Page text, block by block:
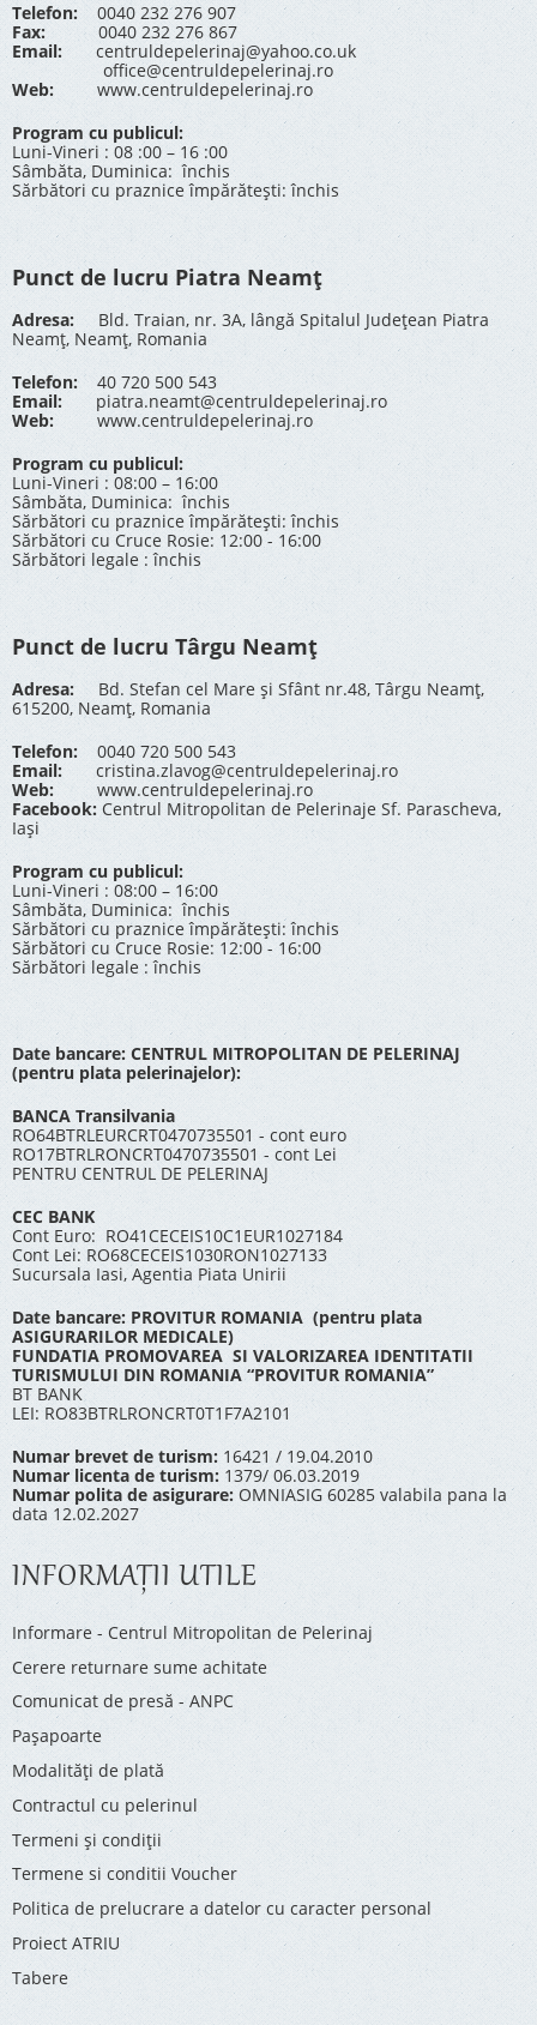
Telefon: 0040 232 276 907
Fax: 0040 232 276 867
Email:
centruldepelerinaj@yahoo.co.uk
office@centruldepelerinaj.ro
Web:
www.centruldepelerinaj.ro
Program cu publicul:
Luni-Vineri : 08 :00 – 16 :00
Sâmbăta, Duminica: închis
Sărbători cu praznice împărătești: închis
Punct de lucru Piatra Neamț
Adresa: Bld. Traian, nr. 3A, lângă Spitalul Județean Piatra
Neamț, Neamț, Romania
Telefon:40 720 500 543
Email:
piatra.neamt@centruldepelerinaj.ro
Web:
www.centruldepelerinaj.ro
Program cu publicul:
Luni-Vineri : 08:00 – 16:00
Sâmbăta, Duminica: închis
Sărbători cu praznice împărătești: închis
Sărbători cu Cruce Rosie: 12:00 - 16:00
Sărbători legale : închis
Punct de lucru Târgu Neamț
Adresa: Bd. Stefan cel Mare și Sfânt nr.48, Târgu Neamț,
615200, Neamț, Romania
Telefon: 0040 720 500 543
Email:
cristina.zlavog@centruldepelerinaj.ro
Web:
www.centruldepelerinaj.ro
Facebook: Centrul Mitropolitan de Pelerinaje Sf. Parascheva,
Iași
Program cu publicul:
Luni-Vineri : 08:00 – 16:00
Sâmbăta, Duminica: închis
Sărbători cu praznice împărătești: închis
Sărbători cu Cruce Rosie: 12:00 - 16:00
Sărbători legale : închis
Date bancare: CENTRUL MITROPOLITAN DE PELERINAJ
(pentru plata pelerinajelor):
BANCA Transilvania
RO64BTRLEURCRT0470735501 - cont euro
RO17BTRLRONCRT0470735501 - cont Lei
PENTRU CENTRUL DE PELERINAJ
CEC BANK
Cont Euro: RO41CECEIS10C1EUR1027184
Cont Lei: RO68CECEIS1030RON1027133
Sucursala Iasi, Agentia Piata Unirii
Date bancare: PROVITUR ROMANIA (pentru plata
ASIGURARILOR MEDICALE)
FUNDATIA PROMOVAREA SI VALORIZAREA IDENTITATII
TURISMULUI DIN ROMANIA “PROVITUR ROMANIA”
BT BANK
LEI: RO83BTRLRONCRT0T1F7A2101
Numar brevet de turism: 16421 / 19.04.2010
Numar licenta de turism: 1379/ 06.03.2019
Numar polita de asigurare: OMNIASIG 60285 valabila pana la
data 12.02.2027
INFORMAŢII UTILE
Informare - Centrul Mitropolitan de Pelerinaj
Cerere returnare sume achitate
Comunicat de presă - ANPC
Pașapoarte
Modalități de plată
Contractul cu pelerinul
Termeni și condiții
Termene si conditii Voucher
Politica de prelucrare a datelor cu caracter personal
Proiect ATRIU
Tabere